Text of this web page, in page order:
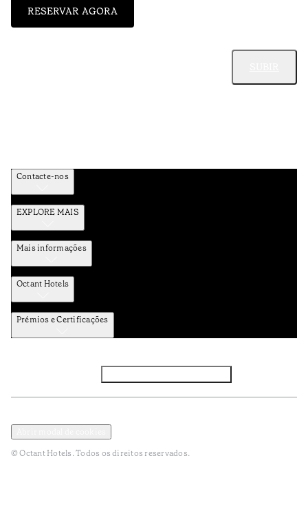
RESERVAR AGORA
Contacte-nos
EXPLORE MAIS
Mais informações
Octant Hotels
Prémios e Certificações
© Octant Hotels. Todos os direitos reservados.